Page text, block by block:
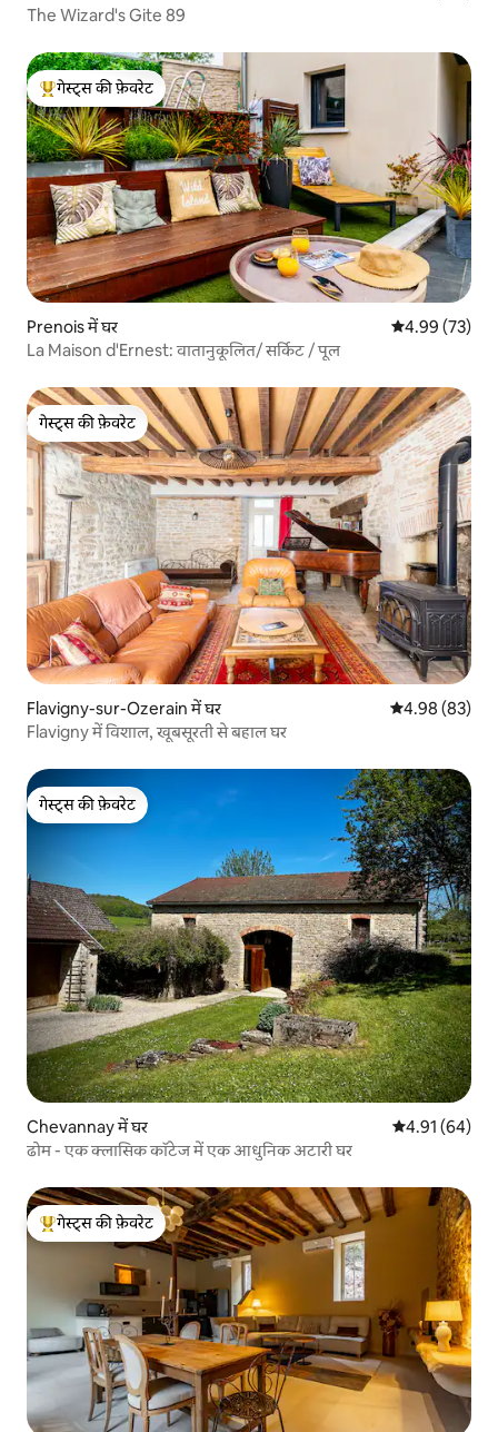
The Wizard's Gite 89
गेस्ट्स का टॉप फ़ेवरेट
गेस्ट्स की फ़ेवरेट
Prenois में घर औसत रेटिंग 5 में
4.99 (73)
La Maison d'Ernest: वातानुकूलित/ सर्किट / पूल
गेस्ट्स की फ़ेवरेट
गेस्ट्स की फ़ेवरेट
Flavigny-sur-Ozerain में घर औसत रेटिंग 5 में
4.98 (83)
Flavigny में विशाल, खूबसूरती से बहाल घर
गेस्ट्स की फ़ेवरेट
गेस्ट्स की फ़ेवरेट
Chevannay में घर औसत रेटिंग 5 में
4.91 (64)
ढोम - एक क्लासिक कॉटेज में एक आधुनिक अटारी घर
गेस्ट्स का टॉप फ़ेवरेट
गेस्ट्स की फ़ेवरेट